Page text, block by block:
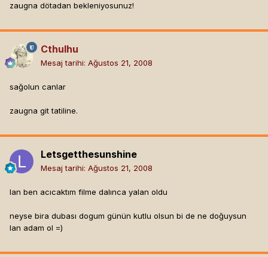
zaugna dötadan bekleniyosunuz!
Cthulhu
Mesaj tarihi: Ağustos 21, 2008
sağolun canlar
zaugna git tatiline.
Letsgetthesunshine
Mesaj tarihi: Ağustos 21, 2008
lan ben acıcaktım filme dalınca yalan oldu
neyse bira dubası dogum günün kutlu olsun bi de ne doğuysun
lan adam ol =)